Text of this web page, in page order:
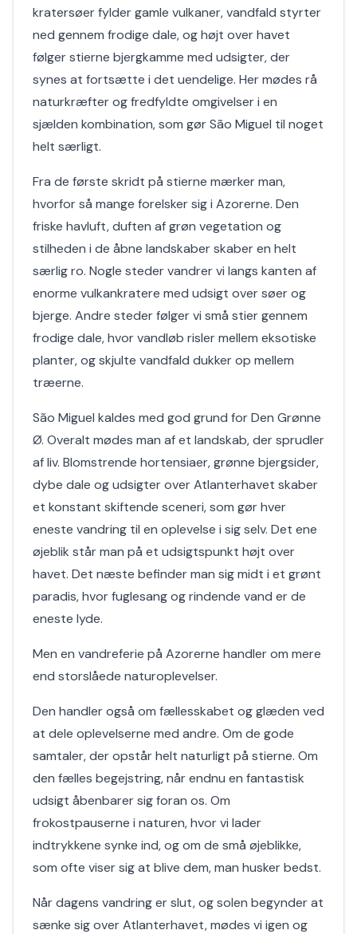
kratersøer fylder gamle vulkaner, vandfald styrter
ned gennem frodige dale, og højt over havet
følger stierne bjergkamme med udsigter, der
synes at fortsætte i det uendelige. Her mødes rå
naturkræfter og fredfyldte omgivelser i en
sjælden kombination, som gør São Miguel til noget
helt særligt.
Fra de første skridt på stierne mærker man,
hvorfor så mange forelsker sig i Azorerne. Den
friske havluft, duften af grøn vegetation og
stilheden i de åbne landskaber skaber en helt
særlig ro. Nogle steder vandrer vi langs kanten af
enorme vulkankratere med udsigt over søer og
bjerge. Andre steder følger vi små stier gennem
frodige dale, hvor vandløb risler mellem eksotiske
planter, og skjulte vandfald dukker op mellem
træerne.
São Miguel kaldes med god grund for Den Grønne
Ø. Overalt mødes man af et landskab, der sprudler
af liv. Blomstrende hortensiaer, grønne bjergsider,
dybe dale og udsigter over Atlanterhavet skaber
et konstant skiftende sceneri, som gør hver
eneste vandring til en oplevelse i sig selv. Det ene
øjeblik står man på et udsigtspunkt højt over
havet. Det næste befinder man sig midt i et grønt
paradis, hvor fuglesang og rindende vand er de
eneste lyde.
Men en vandreferie på Azorerne handler om mere
end storslåede naturoplevelser.
Den handler også om fællesskabet og glæden ved
at dele oplevelserne med andre. Om de gode
samtaler, der opstår helt naturligt på stierne. Om
den fælles begejstring, når endnu en fantastisk
udsigt åbenbarer sig foran os. Om
frokostpauserne i naturen, hvor vi lader
indtrykkene synke ind, og om de små øjeblikke,
som ofte viser sig at blive dem, man husker bedst.
Når dagens vandring er slut, og solen begynder at
sænke sig over Atlanterhavet, mødes vi igen og